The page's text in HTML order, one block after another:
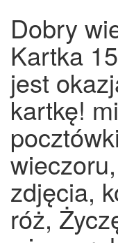
Dobry
Kartka
jest
kartkę!
zdjęcia,
róż,